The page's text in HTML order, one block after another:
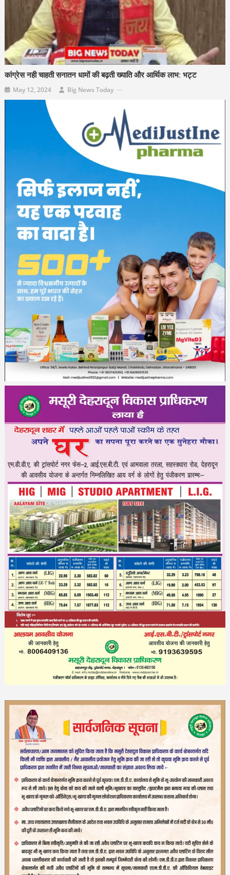
कांग्रेस नही चाहती सनातन धामों की बढ़ती ख्याति और आर्थिक लाभ: भट्ट
May 12, 2024 Big News Today